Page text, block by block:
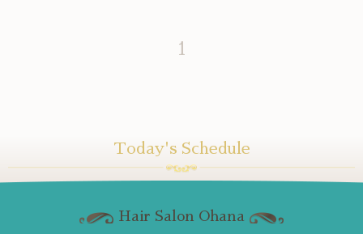
1
Today's Schedule
Hair Salon Ohana